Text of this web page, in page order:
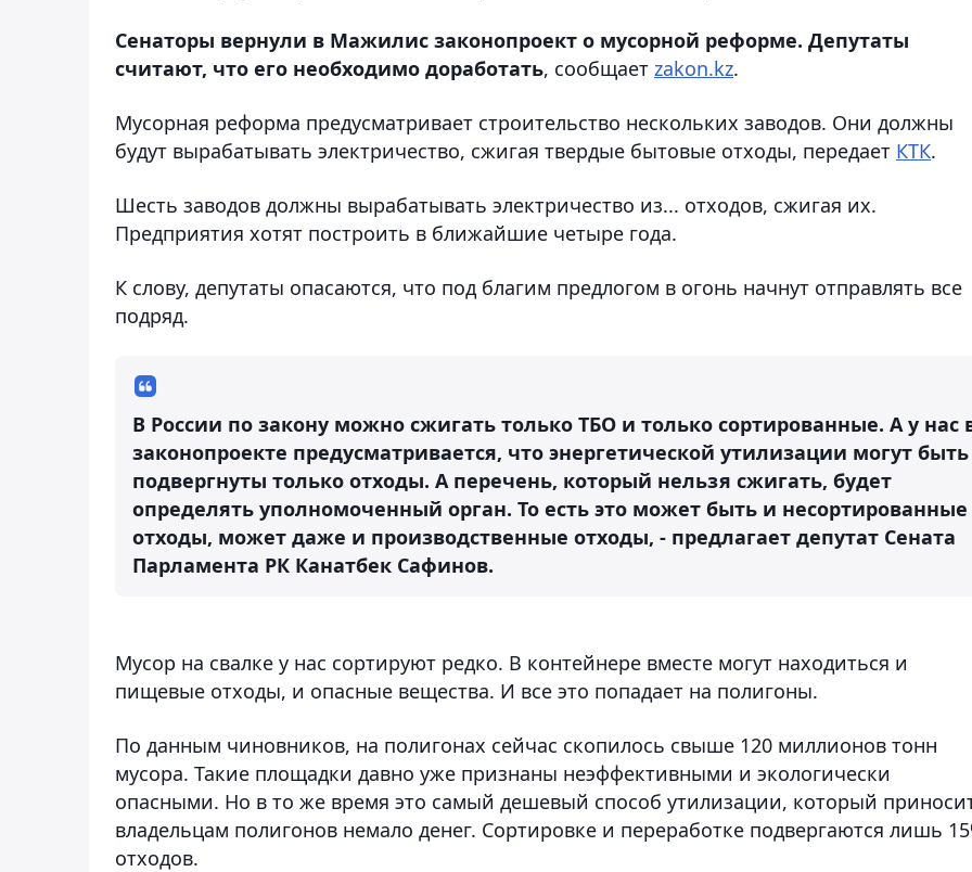
Сенаторы вернули в Мажилис законопроект о мусорной реформе. Депутаты
считают, что его необходимо доработать, сообщает zakon.kz.
Мусорная реформа предусматривает строительство нескольких заводов. Они должны
будут вырабатывать электричество, сжигая твердые бытовые отходы, передает КТК.
Шесть заводов должны вырабатывать электричество из... отходов, сжигая их.
Предприятия хотят построить в ближайшие четыре года.
К слову, депутаты опасаются, что под благим предлогом в огонь начнут отправлять все
подряд.
В России по закону можно сжигать только ТБО и только сортированные. А у нас
законопроекте предусматривается, что энергетической утилизации могут быть
подвергнуты только отходы. А перечень, который нельзя сжигать, будет
определять уполномоченный орган. То есть это может быть и несортированные
отходы, может даже и производственные отходы, - предлагает депутат Сената
Парламента РК Канатбек Сафинов.
Мусор на свалке у нас сортируют редко. В контейнере вместе могут находиться и
пищевые отходы, и опасные вещества. И все это попадает на полигоны.
По данным чиновников, на полигонах сейчас скопилось свыше 120 миллионов тонн
мусора. Такие площадки давно уже признаны неэффективными и экологически
опасными. Но в то же время это самый дешевый способ утилизации, который
владельцам полигонов немало денег. Сортировке и переработке подвергаются лишь
отходов.